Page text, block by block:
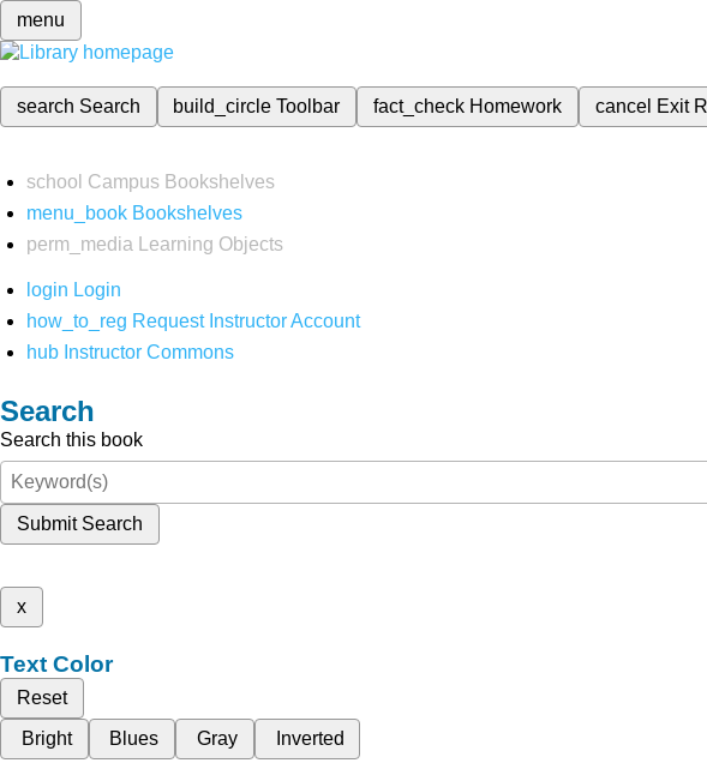
menu
search Search build_circleToolbar fact_check Homework cancel Exit
school Campus Bookshelves
menu_book Bookshelves
perm_media
Learning Objects
login Login
how_to_reg Request Instructor Account
hub Instructor Commons
Search
Search this book
Submit Search
x
Text Color
Reset
Bright
Blues Gray Inverted